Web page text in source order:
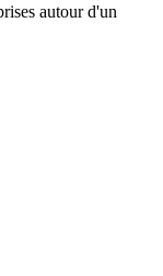
autour d'un